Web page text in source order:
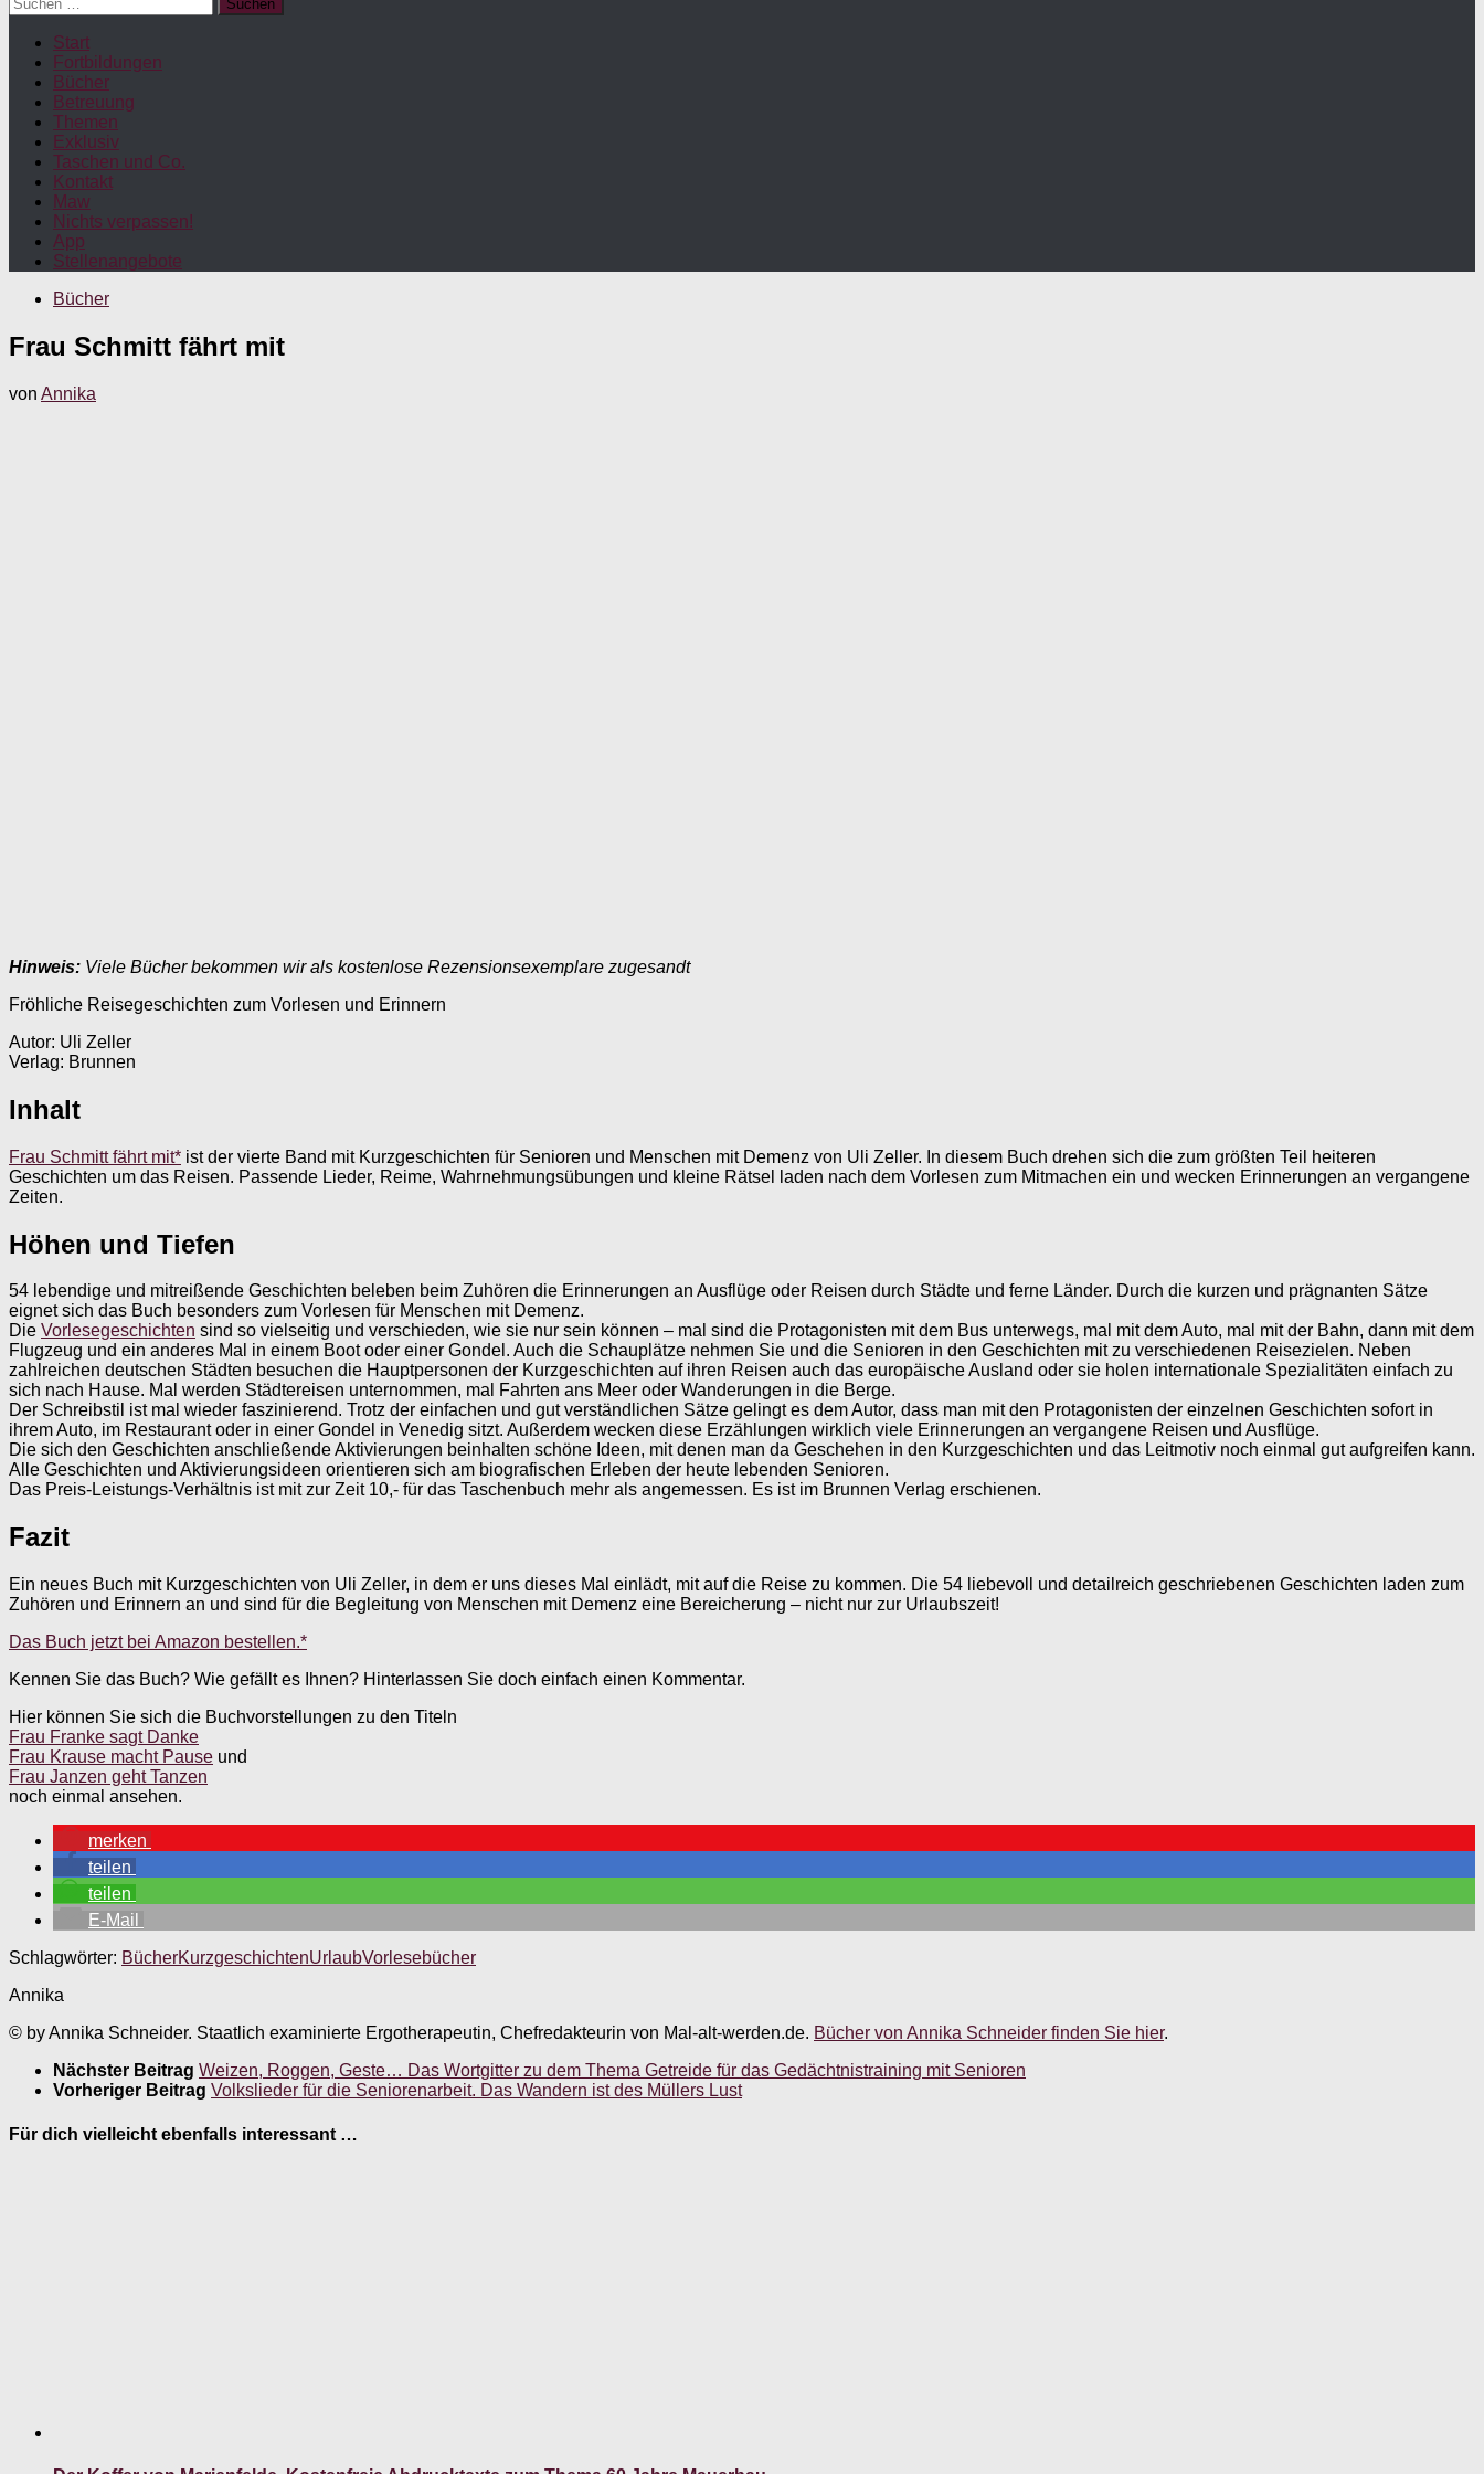
nach:
Start
Fortbildungen
Bücher
Betreuung
Themen
Exklusiv
Taschen und Co.
Kontakt
Maw
Nichts verpassen!
App
Stellenangebote
Bücher
Frau Schmitt fährt mit
von Annika
Hinweis: Viele Bücher bekommen wir als kostenlose Rezensionsexemplare zugesandt
Fröhliche Reisegeschichten zum Vorlesen und Erinnern
Autor: Uli Zeller
Verlag: Brunnen
Inhalt
Frau Schmitt fährt mit* ist der vierte Band mit Kurzgeschichten für Senioren und Menschen mit Demenz von Uli Zeller. In diesem Buch drehen sich die zum größten Teil heiteren
Geschichten um das Reisen. Passende Lieder, Reime, Wahrnehmungsübungen und kleine Rätsel laden nach dem Vorlesen zum Mitmachen ein und wecken Erinnerungen an vergangene
Zeiten.
Höhen und Tiefen
54 lebendige und mitreißende Geschichten beleben beim Zuhören die Erinnerungen an Ausflüge oder Reisen durch Städte und ferne Länder. Durch die kurzen und prägnanten Sätze
eignet sich das Buch besonders zum Vorlesen für Menschen mit Demenz.
Die Vorlesegeschichten sind so vielseitig und verschieden, wie sie nur sein können – mal sind die Protagonisten mit dem Bus unterwegs, mal mit dem Auto, mal mit der Bahn, dann mit dem
Flugzeug und ein anderes Mal in einem Boot oder einer Gondel. Auch die Schauplätze nehmen Sie und die Senioren in den Geschichten mit zu verschiedenen Reisezielen. Neben
zahlreichen deutschen Städten besuchen die Hauptpersonen der Kurzgeschichten auf ihren Reisen auch das europäische Ausland oder sie holen internationale Spezialitäten einfach zu
sich nach Hause. Mal werden Städtereisen unternommen, mal Fahrten ans Meer oder Wanderungen in die Berge.
Der Schreibstil ist mal wieder faszinierend. Trotz der einfachen und gut verständlichen Sätze gelingt es dem Autor, dass man mit den Protagonisten der einzelnen Geschichten sofort in
ihrem Auto, im Restaurant oder in einer Gondel in Venedig sitzt. Außerdem wecken diese Erzählungen wirklich viele Erinnerungen an vergangene Reisen und Ausflüge.
Die sich den Geschichten anschließende Aktivierungen beinhalten schöne Ideen, mit denen man da Geschehen in den Kurzgeschichten und das Leitmotiv noch einmal gut aufgreifen kann.
Alle Geschichten und Aktivierungsideen orientieren sich am biografischen Erleben der heute lebenden Senioren.
Das Preis-Leistungs-Verhältnis ist mit zur Zeit 10,- für das Taschenbuch mehr als angemessen. Es ist im Brunnen Verlag erschienen.
Fazit
Ein neues Buch mit Kurzgeschichten von Uli Zeller, in dem er uns dieses Mal einlädt, mit auf die Reise zu kommen. Die 54 liebevoll und detailreich geschriebenen Geschichten laden zum
Zuhören und Erinnern an und sind für die Begleitung von Menschen mit Demenz eine Bereicherung – nicht nur zur Urlaubszeit!
Das Buch jetzt bei Amazon bestellen.*
Kennen Sie das Buch? Wie gefällt es Ihnen? Hinterlassen Sie doch einfach einen Kommentar.
Hier können Sie sich die Buchvorstellungen zu den Titeln
Frau Franke sagt Danke
Frau Krause macht Pause und
Frau Janzen geht Tanzen
noch einmal ansehen.
merken
teilen
teilen
E-Mail
Schlagwörter: BücherKurzgeschichtenUrlaubVorlesebücher
Annika
© by Annika Schneider. Staatlich examinierte Ergotherapeutin, Chefredakteurin von Mal-alt-werden.de. Bücher von Annika Schneider finden Sie hier.
Nächster Beitrag Weizen, Roggen, Geste… Das Wortgitter zu dem Thema Getreide für das Gedächtnistraining mit Senioren
Vorheriger Beitrag Volkslieder für die Seniorenarbeit. Das Wandern ist des Müllers Lust
Für dich vielleicht ebenfalls interessant …